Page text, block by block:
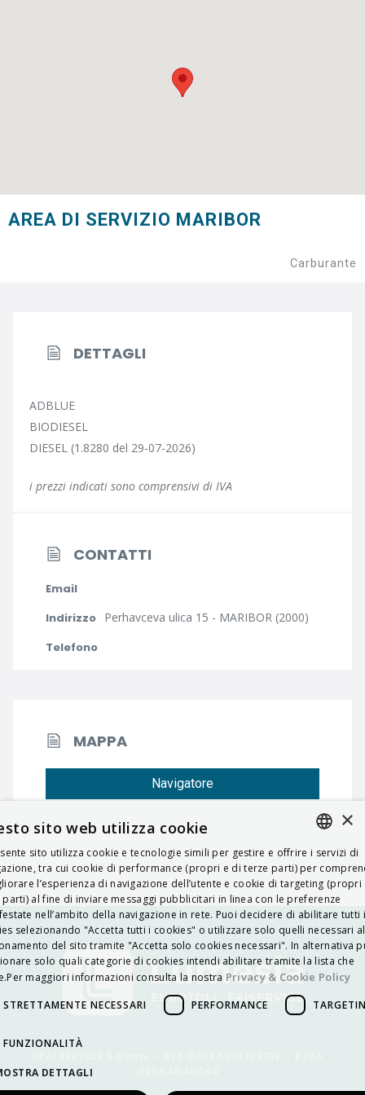
AREA DI SERVIZIO MARIBOR
Carburante
DETTAGLI
ADBLUE
BIODIESEL
DIESEL (1.8280 del 29-07-2026)
i prezzi indicati sono comprensivi di IVA
CONTATTI
Email
Indirizzo Perhavceva ulica 15 - MARIBOR (2000)
Telefono
MAPPA
Navigatore
ITALIAN
ENGLISH
FRENCH
HUNGARIAN
DEUTSCH
POLSKI
×
sito web utilizza cookie
sito utilizza cookie e tecnologie simili per gestire e offrire i servizi di
tra cui cookie di performance (propri e di terze parti) per
l’esperienza di navigazione dell’utente e cookie di targeting (propri
parti) al fine di inviare messaggi pubblicitari in linea con le preferenze
nell’ambito della navigazione in rete. Puoi decidere di abilitare tutti i
selezionando "Accetta tutti i cookies" o utilizzare solo quelli necessari al
del sito tramite "Accetta solo cookies necessari". In alternativa
solo quali categorie di cookies intendi abilitare tramite la lista che
maggiori informazioni consulta la nostra Privacy & Cookie Policy
STRETTAMENTE NECESSARI PERFORMANCE
FUNZIONALITÀ
DETTAGLI